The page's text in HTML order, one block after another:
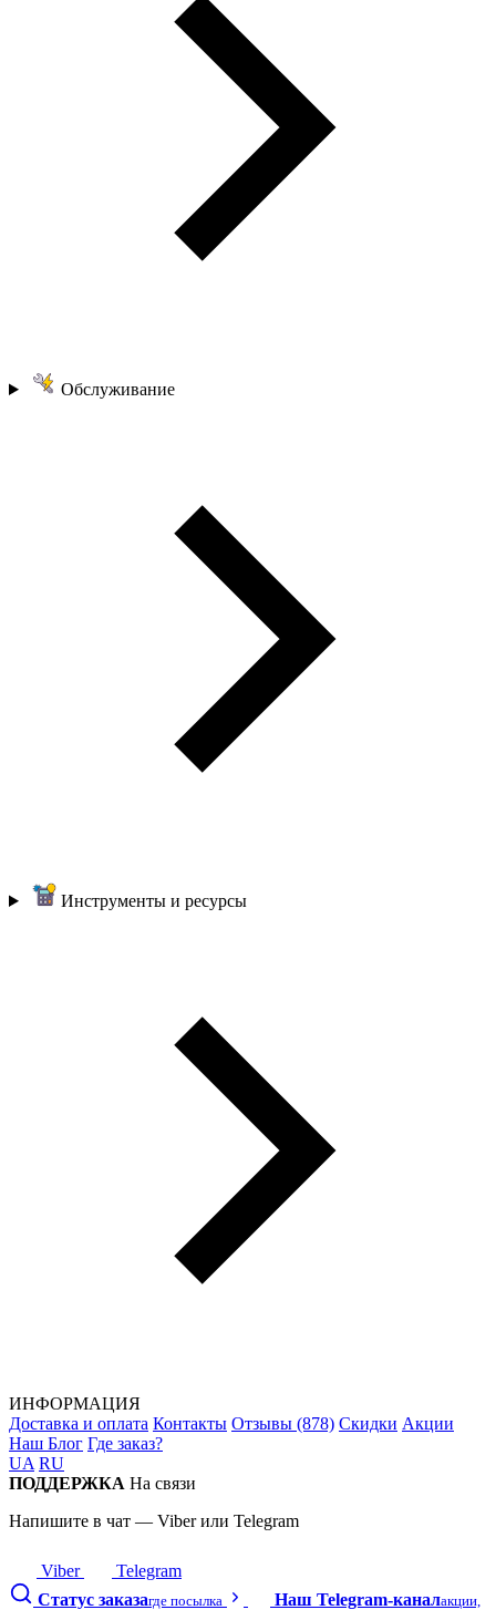
Обслуживание
Инструменты и ресурсы
ИНФОРМАЦИЯ
Доставка и оплата Контакты Отзывы (878) Скидки Акции
Наш Блог Где заказ?
UA RU
ПОДДЕРЖКА На связи
Напишите в чат — Viber или Telegram
Viber
Telegram
Статус заказагде посылка Наш Telegram-каналакции,